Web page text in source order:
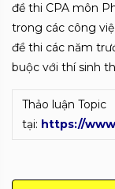
đề thi CPA môn
trong các công
đề thi các năm
buộc với thí sinh
Thảo luận Topic
tại: https://